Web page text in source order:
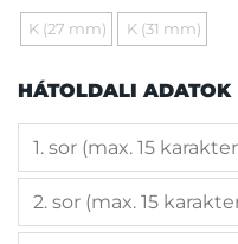
K (27 mm) K (31 mm)
HÁTOLDALI ADATOK